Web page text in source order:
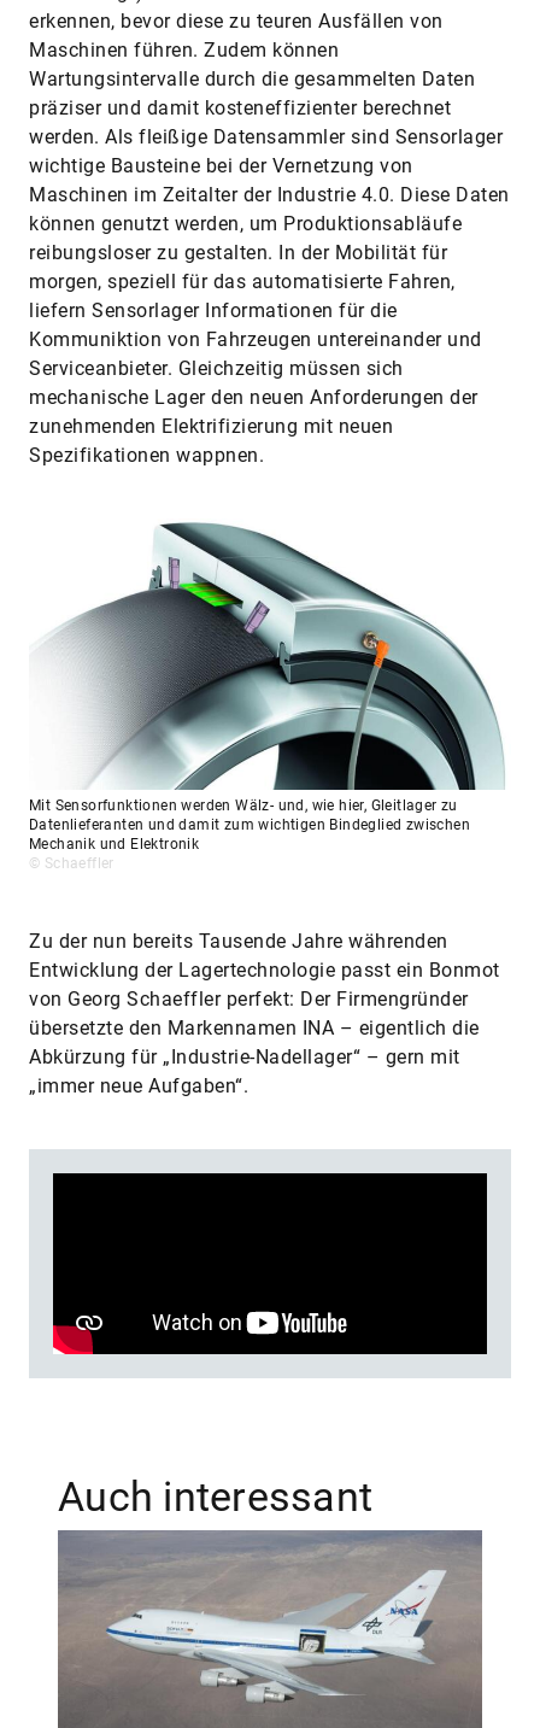
erkennen, bevor diese zu teuren Ausfällen von
Maschinen führen. Zudem können
Wartungsintervalle durch die gesammelten Daten
präziser und damit kosteneffizienter berechnet
werden. Als fleißige Datensammler sind Sensorlager
wichtige Bausteine bei der Vernetzung von
Maschinen im Zeitalter der Industrie 4.0. Diese Daten
können genutzt werden, um Produktionsabläufe
reibungsloser zu gestalten. In der Mobilität für
morgen, speziell für das automatisierte Fahren,
liefern Sensorlager Informa­tionen für die
Kommuniktion von Fahrzeugen untereinander und
Service­anbieter. Gleichzeitig müssen sich
mechanische Lager den neuen Anforderungen der
zunehmenden Elektrifizierung mit neuen
Spezifikationen wappnen.
Mit Sensorfunktionen werden Wälz- und, wie hier, Gleitlager zu
Datenlieferanten und damit zum wichtigen Bindeglied zwischen
Mechanik und Elektronik
© Schaeffler
Zu der nun bereits Tausende Jahre währenden
Entwicklung der Lagertechnologie passt ein Bonmot
von Georg Schaeffler perfekt: Der Firmengründer
übersetzte den Markennamen INA – eigentlich die
Abkürzung für „Industrie-Nadellager“ – gern mit
„immer neue Aufgaben“.
Auch interessant